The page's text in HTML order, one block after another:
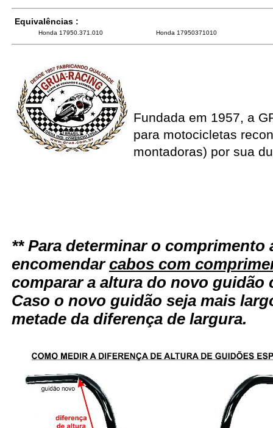
Equivalências :
Honda 17950.371.010 Honda 17950371010
Fundada em 1957, a
para motocicletas
montadoras) por sua
** Para determinar o comprimento
encomendarcabos com
comparar a altura do novo
Caso o novo guidão seja mais
metade da diferença de largura.